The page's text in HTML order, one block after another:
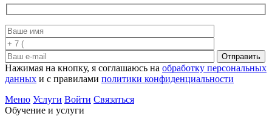
Отправить
Нажимая на кнопку, я соглашаюсь на обработку персональных
данных и с правилами политики конфиденциальности
Меню Услуги Войти Связаться
Обучение и услуги